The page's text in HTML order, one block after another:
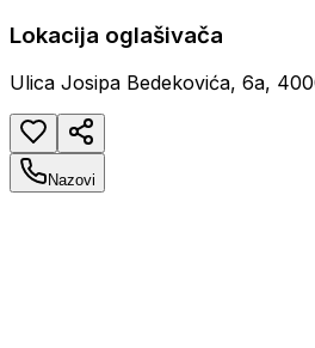
Lokacija oglašivača
Ulica Josipa Bedekovića, 6a,
Nazovi